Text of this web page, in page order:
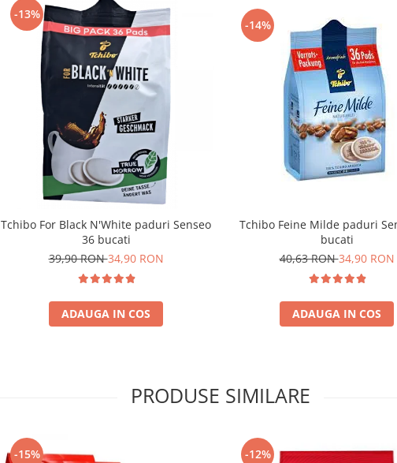
-13%
Tchibo For Black N'White paduri Senseo
36 bucati
39,90 RON34,90 RON
ADAUGA IN COS
-14%
Tchibo Feine Milde paduri
bucati
40,63 RON34,90 RON
ADAUGA IN COS
PRODUSE SIMILARE
-15% -12%